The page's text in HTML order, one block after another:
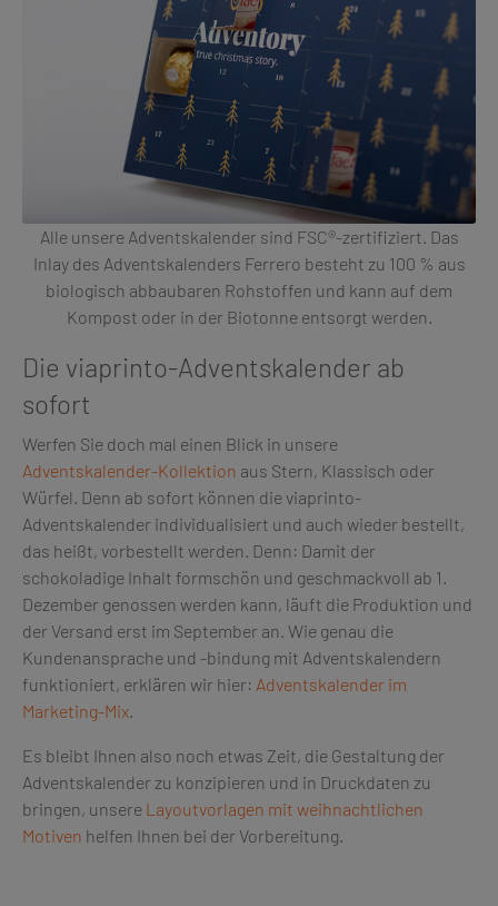
Alle unsere Adventskalender sind FSC®-zertifiziert. Das
Inlay des Adventskalenders Ferrero besteht zu 100 % aus
biologisch abbaubaren Rohstoffen und kann auf dem
Kompost oder in der Biotonne entsorgt werden.
Die viaprinto-Adventskalender ab
sofort
Werfen Sie doch mal einen Blick in unsere
Adventskalender-Kollektion aus Stern, Klassisch oder
Würfel. Denn ab sofort können die viaprinto-
Adventskalender individualisiert und auch wieder bestellt,
das heißt, vorbestellt werden. Denn: Damit der
schokoladige Inhalt formschön und geschmackvoll ab 1.
Dezember genossen werden kann, läuft die Produktion und
der Versand erst im September an. Wie genau die
Kundenansprache und -bindung mit Adventskalendern
funktioniert, erklären wir hier: Adventskalender im
Marketing-Mix.
Es bleibt Ihnen also noch etwas Zeit, die Gestaltung der
Adventskalender zu konzipieren und in Druckdaten zu
bringen, unsere Layoutvorlagen mit weihnachtlichen
Motiven helfen Ihnen bei der Vorbereitung.